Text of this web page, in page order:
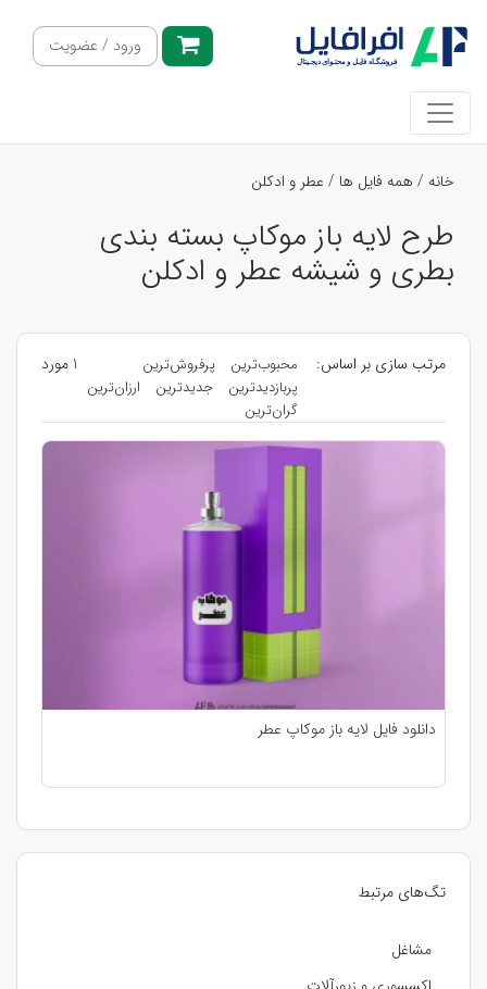
ورود / عضویت
خانه / همه فایل ها / عطر و ادکلن
طرح لایه باز موکاپ بسته بندی
بطری و شیشه عطر و ادکلن
تگ‌های مرتبط
مشاغل
مرتب سازی بر اساس: محبوب‌ترین
پرفروش‌ترین
پربازدیدترین
جدیدترین
ارزان‌ترین
گران‌ترین
1 مورد
دانلود فایل لایه باز موکاپ عطر